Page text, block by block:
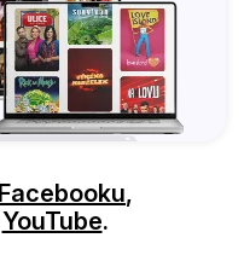
Facebooku,
YouTube.